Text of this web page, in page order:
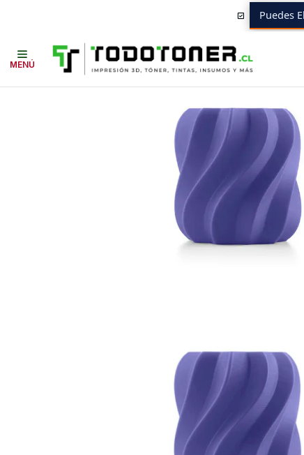
MENÚ
Puedes
ANYCUBIC